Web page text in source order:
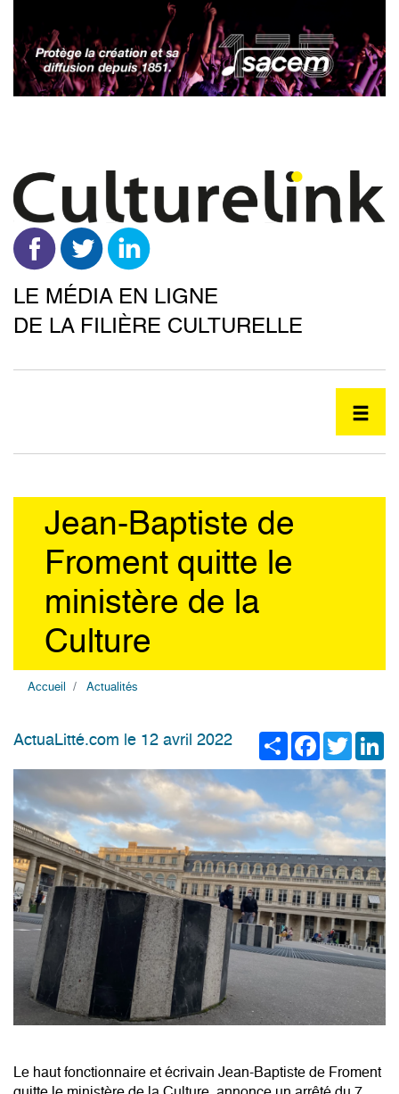
contenu
principal
LE MÉDIA EN LIGNE
DE LA FILIÈRE CULTURELLE
Jean-Baptiste de
Froment quitte le
ministère de la
Culture
Accueil Actualités
ShareFacebook
Twitter
ActuaLitté.com le 12 avril 2022
Le haut fonctionnaire et écrivain Jean-Baptiste de Froment